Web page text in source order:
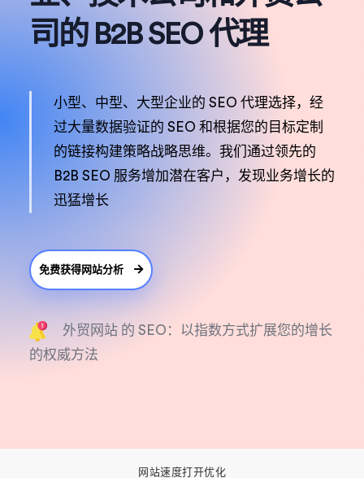
司的 B2B SEO 代理
小型、中型、大型企业的 SEO 代理选择，经
过大量数据验证的 SEO 和根据您的目标定制
的链接构建策略战略思维。我们通过领先的
B2B SEO 服务增加潜在客户，发现业务增长的
迅猛增长
免费获得网站分析
外贸网站 的 SEO：以指数方式扩展您的增长
的权威方法
网站速度打开优化